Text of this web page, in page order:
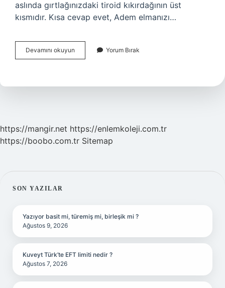
aslında gırtlağınızdaki tiroid kıkırdağının üst
kısmıdır. Kısa cevap evet, Adem elmanızı…
Devamını okuyun
Elması
Mı
Yorum Bırak
https://mangir.net https://enlemkoleji.com.tr
https://boobo.com.tr Sitemap
SIDEBAR
SON YAZILAR
Yazıyor basit mi, türemiş mi, birleşik mi ?
Ağustos 9, 2026
Kuveyt Türk’te EFT limiti nedir ?
Ağustos 7, 2026